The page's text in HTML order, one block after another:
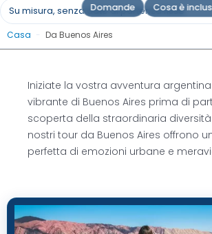
Richiedi un preventivo
Domande
Cosa è
Su misura, senza date di partenza fisse
Casa - Da Buenos Aires
Iniziate la vostra avventura
vibrante di Buenos Aires prima di
scoperta della straordinaria diversità
nostri tour da Buenos Aires offrono
perfetta di emozioni urbane e